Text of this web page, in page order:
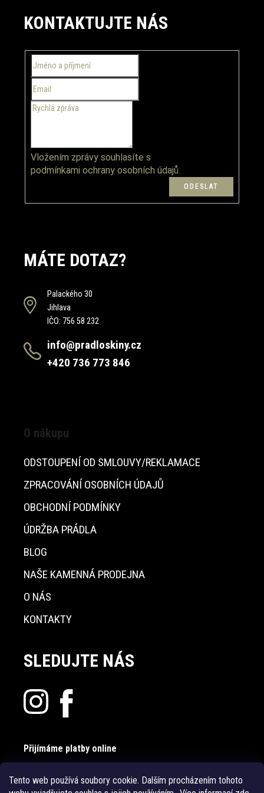
Tento web používá soubory cookie. Dalším procházením tohoto
KONTAKTUJTE NÁS
Vložením zprávy souhlasíte s
podmínkami ochrany osobních údajů.
MÁTE DOTAZ?
Palackého 30
Jihlava
IČO: 756 58 232
info@pradloskiny.cz
+420 736 773 846
O nákupu
ODSTOUPENÍ OD SMLOUVY/REKLAMACE
ZPRACOVÁNÍ OSOBNÍCH ÚDAJŮ
OBCHODNÍ PODMÍNKY
ÚDRŽBA PRÁDLA
BLOG
NAŠE KAMENNÁ PRODEJNA
O NÁS
KONTAKTY
SLEDUJTE NÁS
Přijímáme platby online